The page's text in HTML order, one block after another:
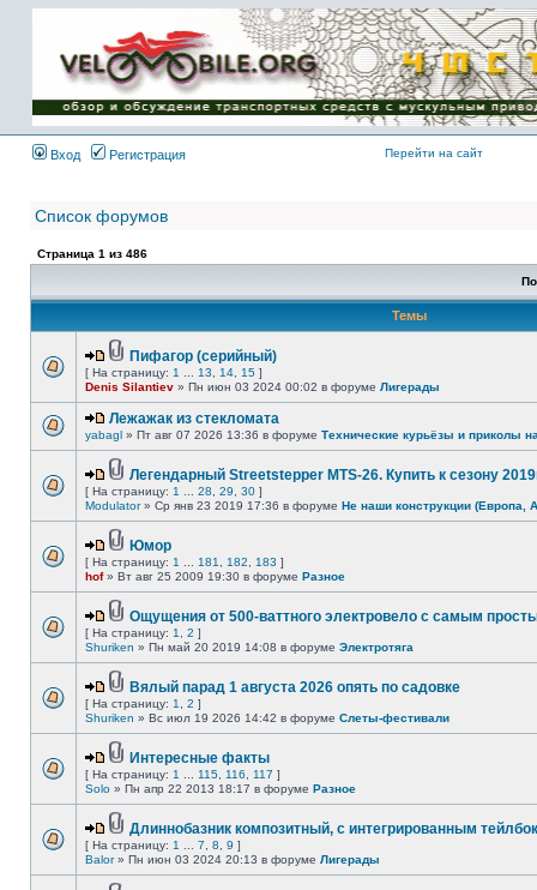
Имя пользователя:
Пароль:
{ LOG_ME_IN_SHORT
}
Вход
Регистрация Перейти на сайт
Список форумов
Страница 1 из 486
Темы
Пифагор (серийный)
[ На страницу: 1 13 14 15 ]
Denis Silantiev » Пн июн 03 2024 00:02 в форуме Лигерады
Лежажак из стекломата
yabagl » Пт авг 07 2026 13:36 в форуме Технические курьёзы и приколы
Легендарный Streetstepper MTS-26. Купить к сезону
[ На страницу: 1 28 29 30 ]
Modulator» Ср янв 23 2019 17:36 в форуме Не наши конструкции (Европа,
Юмор
[ На страницу: 1 181 182 183 ]
hof» Вт авг 25 2009 19:30 в форуме Разное
Ощущения от 500-ваттного электровело с самым
[ На страницу: 1 2 ]
Shuriken » Пн май 20 2019 14:08 в форуме Электротяга
Вялый парад 1 августа 2026 опять по садовке
[ На страницу: 1 2 ]
Shuriken » Вс июл 19 2026 14:42 в форуме Слеты-фестивали
Интересные факты
[ На страницу: 1 115 116 117 ]
Solo » Пн апр 22 2013 18:17 в форуме Разное
Длиннобазник композитный, с интегрированным
[ На страницу: 1 7 8 9 ]
Balor» Пн июн 03 2024 20:13 в форуме Лигерады